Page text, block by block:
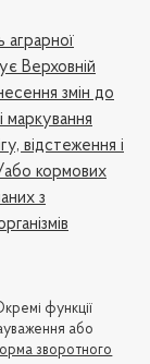
аграрної
Верховній
змін до
маркування
відстеження і
або кормових
з
функції
або
зворотного